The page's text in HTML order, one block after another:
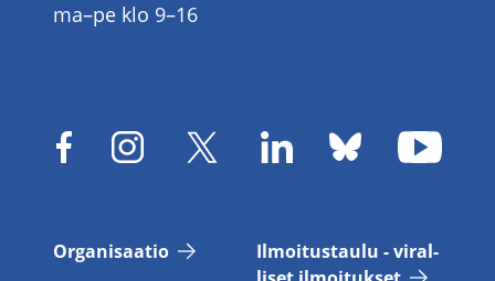
ma–pe klo 9–16
Or­ga­ni­saa­tio
Il­moi­tus­tau­lu - vi­ral­